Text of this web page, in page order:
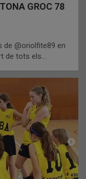
GROC 78
de @oriolfite89 en
de tots els…